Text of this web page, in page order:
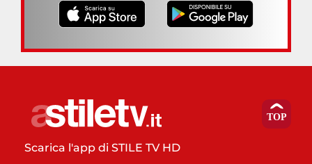
Scarica l'app di STILE TV HD